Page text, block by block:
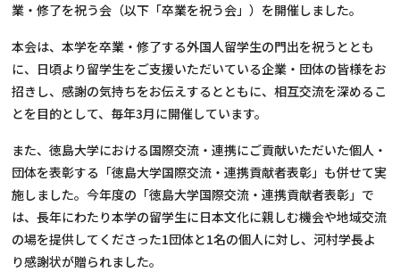
業・修了を祝う会（以下「卒業を祝う会」）を開催しました。
本会は、本学を卒業・修了する外国人留学生の門出を祝うととも
に、日頃より留学生をご支援いただいている企業・団体の皆様をお
招きし、感謝の気持ちをお伝えするとともに、相互交流を深めるこ
とを目的として、毎年3月に開催しています。
また、徳島大学における国際交流・連携にご貢献いただいた個人・
団体を表彰する「徳島大学国際交流・連携貢献者表彰」も併せて実
施しました。今年度の「徳島大学国際交流・連携貢献者表彰」で
は、長年にわたり本学の留学生に日本文化に親しむ機会や地域交流
の場を提供してくださった1団体と1名の個人に対し、河村学長よ
り感謝状が贈られました。